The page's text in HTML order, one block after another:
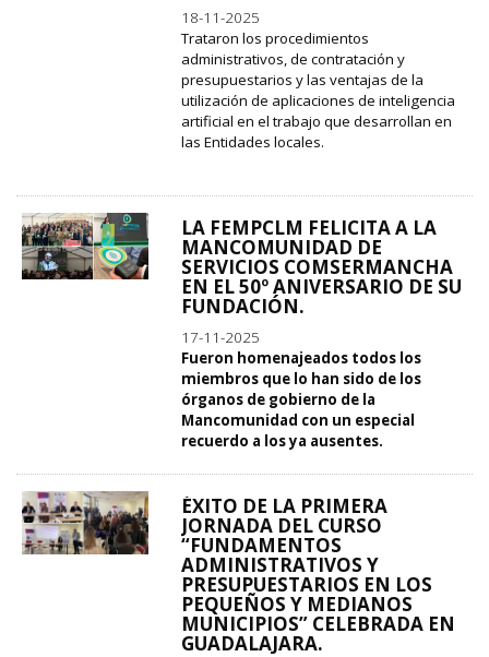
18-11-2025
Trataron los procedimientos
administrativos, de contratación y
presupuestarios y las ventajas de la
utilización de aplicaciones de inteligencia
artificial en el trabajo que desarrollan en
las Entidades locales.
LA FEMPCLM FELICITA A LA
MANCOMUNIDAD DE
SERVICIOS COMSERMANCHA
EN EL 50º ANIVERSARIO DE SU
FUNDACIÓN.
17-11-2025
Fueron homenajeados todos los
miembros que lo han sido de los
órganos de gobierno de la
Mancomunidad con un especial
recuerdo a los ya ausentes.
ÉXITO DE LA PRIMERA
JORNADA DEL CURSO
“FUNDAMENTOS
ADMINISTRATIVOS Y
PRESUPUESTARIOS EN LOS
PEQUEÑOS Y MEDIANOS
MUNICIPIOS” CELEBRADA EN
GUADALAJARA.